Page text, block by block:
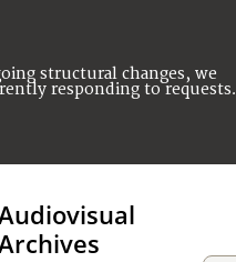
structural changes, we
responding to requests.